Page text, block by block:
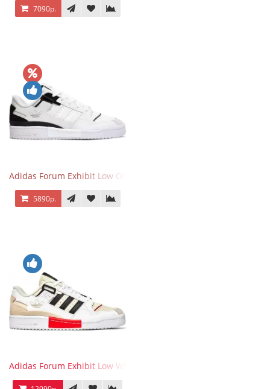
7090р.
Adidas Forum Exhibit Low Off White Black
5890р.
Adidas Forum Exhibit Low White Vivid Red